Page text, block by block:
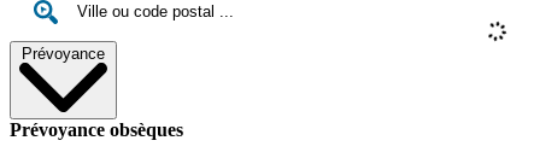
Prévoyance
Prévoyance obsèques